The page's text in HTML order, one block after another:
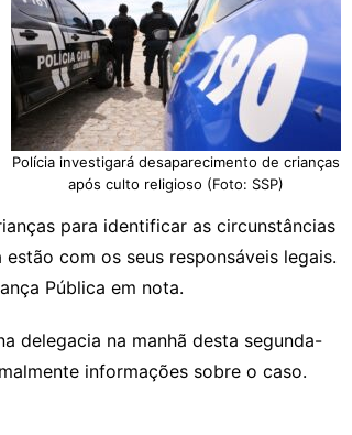
Polícia investigará desaparecimento de crianças
após culto religioso (Foto: SSP)
para identificar as circunstâncias
com os seus responsáveis legais.
Pública em nota.
delegacia na manhã desta segunda-
informações sobre o caso.